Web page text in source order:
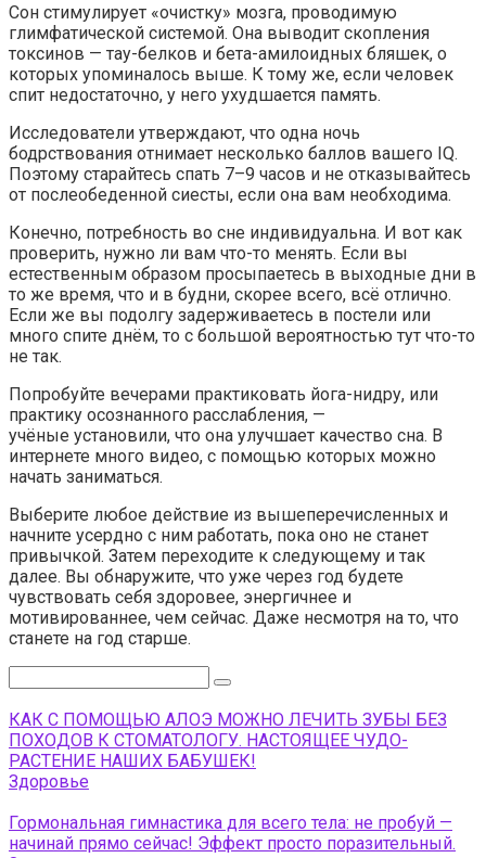
Сон стимулирует «очистку» мозга, проводимую
глимфатической системой. Она выводит скопления
токсинов — тау-белков и бета-амилоидных бляшек, о
которых упоминалось выше. К тому же, если человек
спит недостаточно, у него ухудшается память.
Исследователи утверждают, что одна ночь
бодрствования отнимает несколько баллов вашего IQ.
Поэтому старайтесь спать 7–9 часов и не отказывайтесь
от послеобеденной сиесты, если она вам необходима.
Конечно, потребность во сне индивидуальна. И вот как
проверить, нужно ли вам что-то менять. Если вы
естественным образом просыпаетесь в выходные дни в
то же время, что и в будни, скорее всего, всё отлично.
Если же вы подолгу задерживаетесь в постели или
много спите днём, то с большой вероятностью тут что-то
не так.
Попробуйте вечерами практиковать йога-нидру, или
практику осознанного расслабления, —
учёные установили, что она улучшает качество сна. В
интернете много видео, с помощью которых можно
начать заниматься.
Выберите любое действие из вышеперечисленных и
начните усердно с ним работать, пока оно не станет
привычкой. Затем переходите к следующему и так
далее. Вы обнаружите, что уже через год будете
чувствовать себя здоровее, энергичнее и
мотивированнее, чем сейчас. Даже несмотря на то, что
станете на год старше.
КАК С ПОМОЩЬЮ АЛОЭ МОЖНО ЛЕЧИТЬ ЗУБЫ БЕЗ
ПОХОДОВ К СТОМАТОЛОГУ. НАСТОЯЩЕЕ ЧУДО-
РАСТЕНИЕ НАШИХ БАБУШЕК!
Здоровье
Гормональная гимнастика для всего тела: не пробуй —
начинай прямо сейчас! Эффект просто поразительный.